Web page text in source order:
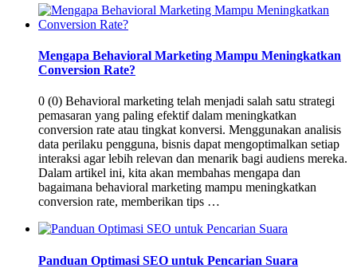
Mengapa Behavioral Marketing Mampu Meningkatkan
Conversion Rate?
0 (0) Behavioral marketing telah menjadi salah satu strategi
pemasaran yang paling efektif dalam meningkatkan
conversion rate atau tingkat konversi. Menggunakan analisis
data perilaku pengguna, bisnis dapat mengoptimalkan setiap
interaksi agar lebih relevan dan menarik bagi audiens mereka.
Dalam artikel ini, kita akan membahas mengapa dan
bagaimana behavioral marketing mampu meningkatkan
conversion rate, memberikan tips …
Panduan Optimasi SEO untuk Pencarian Suara